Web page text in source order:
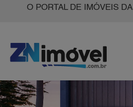
O PORTAL DE IMÓVEIS DA